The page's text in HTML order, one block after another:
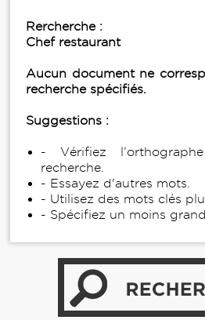
Rercherche :
Chef restaurant
Aucun document ne
recherche spécifiés.
Suggestions :
- Vérifiez
recherche.
- Essayez d'autres mots.
- Utilisez des mots clés
- Spécifiez un moins